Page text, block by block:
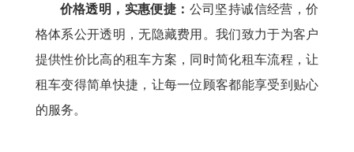
价格透明，实惠便捷： 公司坚持诚信经营，价
格体系公开透明，无隐藏费用。我们致力于为客户
提供性价比高的租车方案，同时简化租车流程，让
租车变得简单快捷，让每一位顾客都能享受到贴心
的服务。